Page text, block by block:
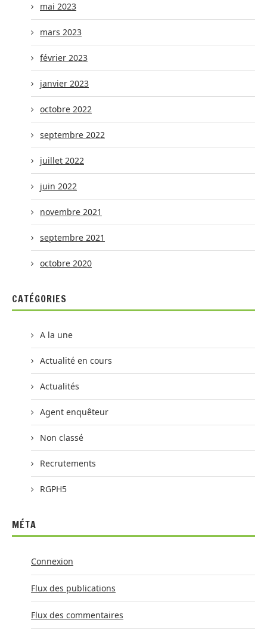
mai 2023
mars 2023
février 2023
janvier 2023
octobre 2022
septembre 2022
juillet 2022
juin 2022
novembre 2021
septembre 2021
octobre 2020
CATÉGORIES
A la une
Actualité en cours
Actualités
Agent enquêteur
Non classé
Recrutements
RGPH5
MÉTA
Connexion
Flux des publications
Flux des commentaires